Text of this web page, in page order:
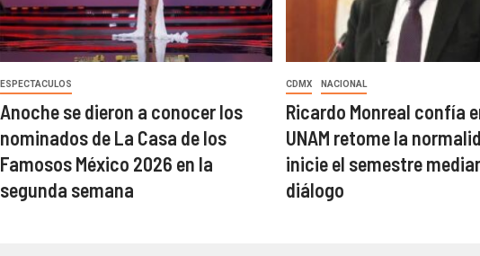
ESPECTACULOS
Anoche se dieron a conocer los
nominados de La Casa de los
Famosos México 2026 en la
segunda semana
CDMX NACIONAL
Ricardo Monreal confía
UNAM retome la
inicie el semestre
diálogo